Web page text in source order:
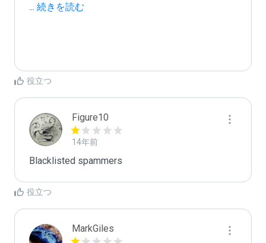
... 続きを読む
役立つ
Figure10
14年前
Blacklisted spammers
役立つ
MarkGiles